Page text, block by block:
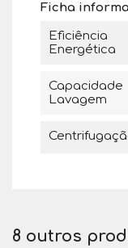
Ficha
Eficiência
Energética
Capacidade
Lavagem
8 outros